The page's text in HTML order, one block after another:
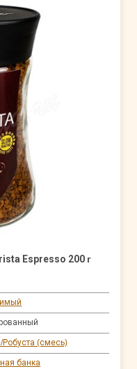
Espresso 200 г
Робуста (смесь)
банка